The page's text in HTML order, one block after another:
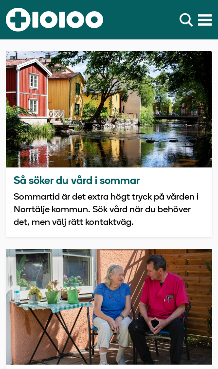
Välkommen till Tiohundra
Så söker du vård i sommar
Sommartid är det extra högt tryck på vården i
Norrtälje kommun. Sök vård när du behöver
det, men välj rätt kontaktväg.